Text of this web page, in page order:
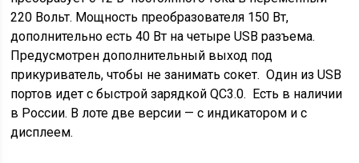
220 Вольт. Мощность преобразователя 150 Вт,
дополнительно есть 40 Вт на четыре USB разъема.
Предусмотрен дополнительный выход под
прикуриватель, чтобы не занимать сокет. Один из USB
портов идет с быстрой зарядкой QC3.0. Есть в наличии
в России. В лоте две версии — с индикатором и с
дисплеем.